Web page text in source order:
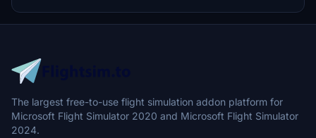
collection. Like, rate, comment, and download today!
The largest free-to-use flight simulation addon platform for
Microsoft Flight Simulator 2020 and Microsoft Flight Simulator
2024.